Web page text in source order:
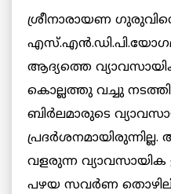
ശ്രീനാരായണ
ആദ്യത്തെ
കൊല്ലത്തു വച്ചു
ബിര്‍ലമാരുടെ
പ്രദര്‍ശനമായിരുന്നില്ല.
വളരുന്ന വ്യാവസായിക
പഴയ സവര്‍ണ